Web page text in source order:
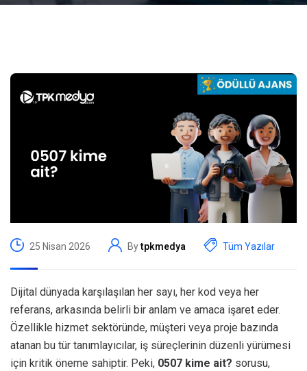
25 Nisan 2026 Bytpkmedya Tüm Yazılar
Dijital dünyada karşılaşılan her sayı, her kod veya her
referans, arkasında belirli bir anlam ve amaca işaret eder.
Özellikle hizmet sektöründe, müşteri veya proje bazında
atanan bu tür tanımlayıcılar, iş süreçlerinin düzenli yürümesi
için kritik öneme sahiptir. Peki, 0507 kime ait? sorusu,